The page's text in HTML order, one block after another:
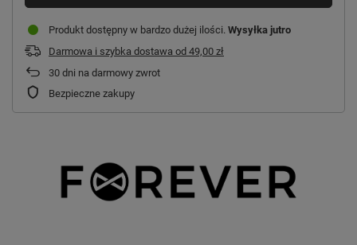
Produkt dostępny w bardzo dużej ilości Wysyłka jutro
Darmowa i szybka dostawa od 49,00 zł
30 dni na darmowy zwrot
Bezpieczne zakupy